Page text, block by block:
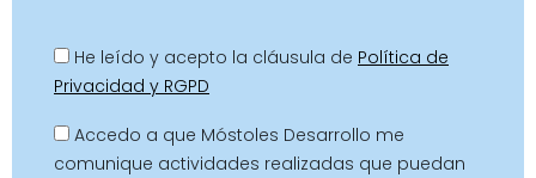
He leído y acepto la cláusula de Política de
Privacidad y RGPD
Accedo a que Móstoles Desarrollo me
comunique actividades realizadas que puedan